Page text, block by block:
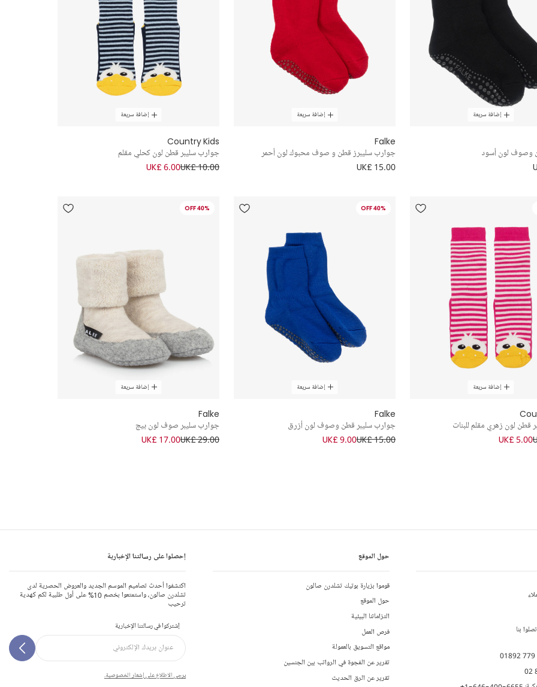
إضافة سريعة
وصوف لون أسود
إضافة سريعة
Falke
جوارب سليبرز قطن و صوف محبوك لون أحمر
UK£ 15.00
إضافة سريعة
Country Kids
جوارب سليبر قطن لون كحلي مقلم
UK£ 10.00
UK£ 6.00
إضافة سريعة
قطن لون زهري مقلم للبنات
UK£ 5.00
40% OFF
إضافة سريعة
Falke
جوارب سليبر قطن وصوف لون أزرق
UK£ 15.00
UK£ 9.00
40% OFF
إضافة سريعة
Falke
جوارب سليبر صوف لون بيج
UK£ 29.00
UK£ 17.00
بنا
01892 779
02
حول الموقع
قوموا بزيارة بوتيك تشلدرن صالون
حول الموقع
التزاماتنا البيئية
فرص العمل
مواقع التسويق بالعمولة
تقرير عن الفجوة في الرواتب بين الجنسين
تقرير عن الرق الحديث
إحصلوا على رسالتنا الإخبارية
اكتشفوا أحدث تصاميم الموسم الجديد والعروض الحصرية لدى
تشلدرن صالون، واستمتعوا بخصم 10% على أول طلبية لكم كهدية
ترحيب
إشتركوا في رسالتنا الإخبارية
يرجى الاطلاع على إشعار الخصوصية.